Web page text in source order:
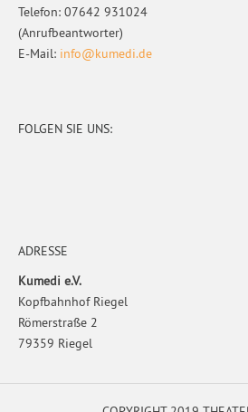
Telefon: 07642 931024
(Anrufbeantworter)
E-Mail: info@kumedi.de
FOLGEN SIE UNS:
ADRESSE
Kumedi e.V.
Kopfbahnhof Riegel
Römerstraße 2
79359 Riegel